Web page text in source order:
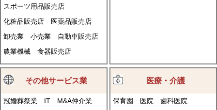
スポーツ用品販売店
化粧品販売店
医薬品販売店
卸売業
小売業
自動車販売店
農業機械
食器販売店
その他サービス業
冠婚葬祭業 IT
M&A仲介業
医療・介護
保育園 医院
歯科医院